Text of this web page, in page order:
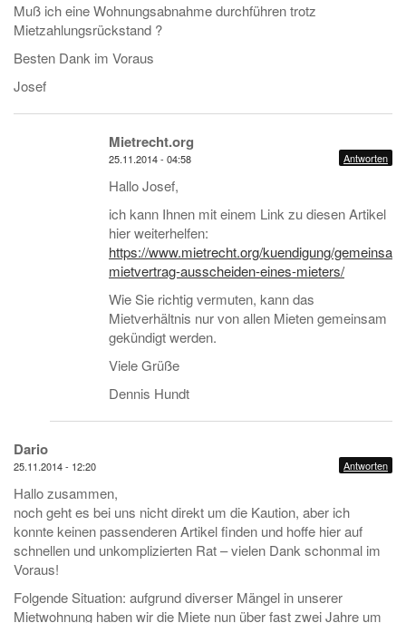
Muß ich eine Wohnungsabnahme durchführen trotz
Mietzahlungsrückstand ?
Besten Dank im Voraus
Josef
Mietrecht.org
25.11.2014 - 04:58 Antworten
Hallo Josef,
ich kann Ihnen mit einem Link zu diesen Artikel
hier weiterhelfen:
https://www.mietrecht.org/kuendigung/
mietvertrag-ausscheiden-eines-mieters/
Wie Sie richtig vermuten, kann das
Mietverhältnis nur von allen Mieten gemeinsam
gekündigt werden.
Viele Grüße
Dennis Hundt
Dario
25.11.2014 - 12:20 Antworten
Hallo zusammen,
noch geht es bei uns nicht direkt um die Kaution, aber ich
konnte keinen passenderen Artikel finden und hoffe hier auf
schnellen und unkomplizierten Rat – vielen Dank schonmal im
Voraus!
Folgende Situation: aufgrund diverser Mängel in unserer
Mietwohnung haben wir die Miete nun über fast zwei Jahre um